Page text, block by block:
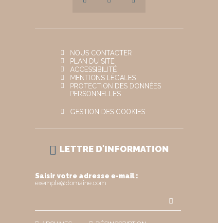
NOUS CONTACTER
PLAN DU SITE
ACCESSIBILITÉ
MENTIONS LÉGALES
PROTECTION DES DONNÉES
PERSONNELLES
GESTION DES COOKIES
LETTRE D'INFORMATION
Saisir votre adresse e-mail :
exemple@domaine.com